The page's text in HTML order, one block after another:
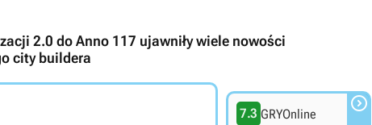
2.0 do Anno 117 ujawniły wiele nowości
city buildera
7.3 GRYOnline
